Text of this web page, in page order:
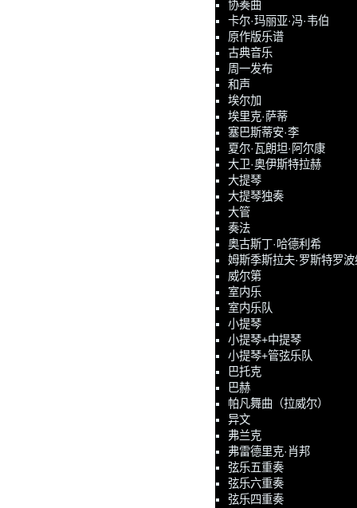
协奏曲
卡尔·玛丽亚·冯·韦伯
原作版乐谱
古典音乐
周一发布
和声
埃尔加
埃里克·萨蒂
塞巴斯蒂安·李
夏尔·瓦朗坦·阿尔康
大卫·奥伊斯特拉赫
大提琴
大提琴独奏
大管
奏法
奥古斯丁·哈德利希
姆斯季斯拉夫·罗斯特罗波
威尔第
室内乐
室内乐队
小提琴
小提琴+中提琴
小提琴+管弦乐队
巴托克
巴赫
帕凡舞曲（拉威尔）
异文
弗兰克
弗雷德里克·肖邦
弦乐五重奏
弦乐六重奏
弦乐四重奏